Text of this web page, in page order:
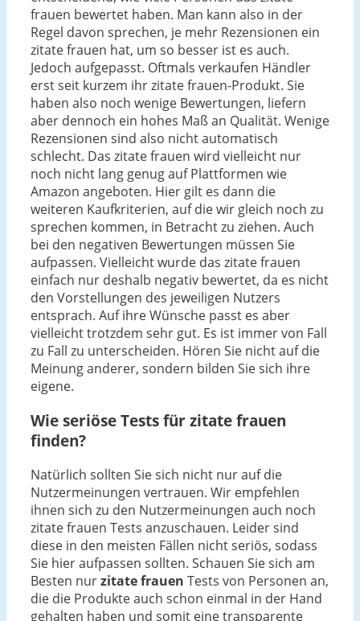
frauen bewertet haben. Man kann also in der
Regel davon sprechen, je mehr Rezensionen ein
zitate frauen hat, um so besser ist es auch.
Jedoch aufgepasst. Oftmals verkaufen Händler
erst seit kurzem ihr zitate frauen-Produkt. Sie
haben also noch wenige Bewertungen, liefern
aber dennoch ein hohes Maß an Qualität. Wenige
Rezensionen sind also nicht automatisch
schlecht. Das zitate frauen wird vielleicht nur
noch nicht lang genug auf Plattformen wie
Amazon angeboten. Hier gilt es dann die
weiteren Kaufkriterien, auf die wir gleich noch zu
sprechen kommen, in Betracht zu ziehen. Auch
bei den negativen Bewertungen müssen Sie
aufpassen. Vielleicht wurde das zitate frauen
einfach nur deshalb negativ bewertet, da es nicht
den Vorstellungen des jeweiligen Nutzers
entsprach. Auf ihre Wünsche passt es aber
vielleicht trotzdem sehr gut. Es ist immer von Fall
zu Fall zu unterscheiden. Hören Sie nicht auf die
Meinung anderer, sondern bilden Sie sich ihre
eigene.
Wie seriöse Tests für zitate frauen
finden?
Natürlich sollten Sie sich nicht nur auf die
Nutzermeinungen vertrauen. Wir empfehlen
ihnen sich zu den Nutzermeinungen auch noch
zitate frauen Tests anzuschauen. Leider sind
diese in den meisten Fällen nicht seriös, sodass
Sie hier aufpassen sollten. Schauen Sie sich am
Besten nurzitate frauen Tests von Personen an,
die die Produkte auch schon einmal in der Hand
gehalten haben und somit eine transparente